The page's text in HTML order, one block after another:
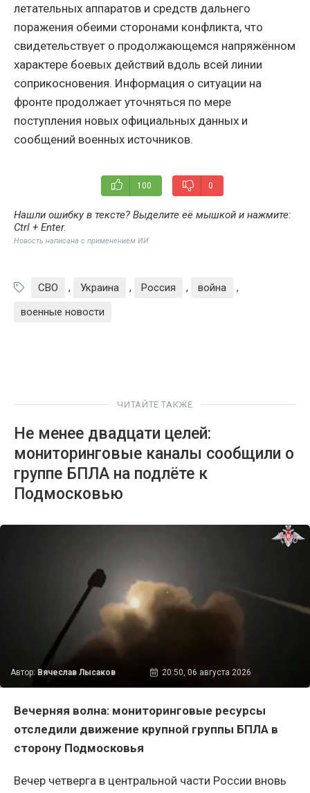
летательных аппаратов и средств дальнего
поражения обеими сторонами конфликта, что
свидетельствует о продолжающемся напряжённом
характере боевых действий вдоль всей линии
соприкосновения. Информация о ситуации на
фронте продолжает уточняться по мере
поступления новых официальных данных и
сообщений военных источников.
100 0
Нашли ошибку в тексте? Выделите её мышкой и нажмите:
Ctrl + Enter.
Новость написана с применением ИИ
СВО , Украина , Россия , война
,
военные новости
ЧИТАЙТЕ ТАКЖЕ
Не менее двадцати целей:
мониторинговые каналы сообщили о
группе БПЛА на подлёте к
Подмосковью
Автор: Вячеслав Лысаков 20:50, 06 августа 2026
Вечерняя волна: мониторинговые ресурсы
отследили движение крупной группы БПЛА в
сторону Подмосковья
Вечер четверга в центральной части России вновь